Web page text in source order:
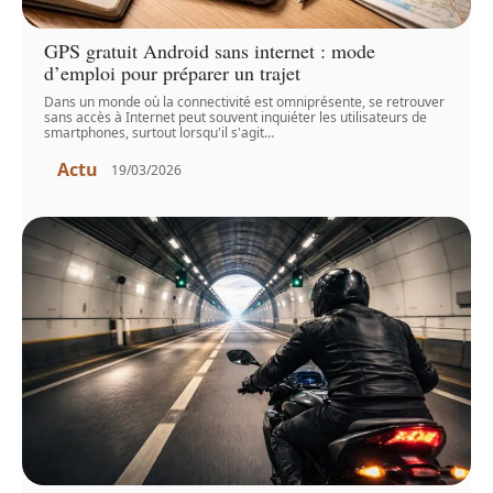
GPS gratuit Android sans internet : mode
d’emploi pour préparer un trajet
Dans un monde où la connectivité est omniprésente, se retrouver
sans accès à Internet peut souvent inquiéter les utilisateurs de
smartphones, surtout lorsqu'il s'agit…
Actu 19/03/2026